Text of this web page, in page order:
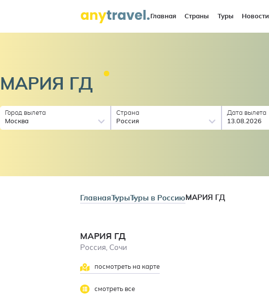
Главная Страны Туры Новости
МАРИЯ ГД
Город вылета
Москва
Страна
Россия
Дата вылета
13.08.2026
ГлавнаяТурыТуры в Россию МАРИЯ ГД
МАРИЯ ГД
Россия, Сочи
посмотреть на карте
смотреть все